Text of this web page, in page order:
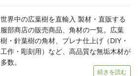
世界中の広葉樹を直輸入 製材・直販する
服部商店の販売商品、角材の一覧。広葉
樹・針葉樹の角材、プレナ仕上げ（DIY・
工作・彫刻用）など、高品質な無垢木材が
多数。
続きを読む